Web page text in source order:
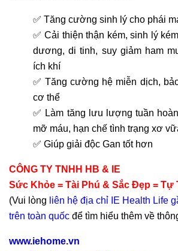
✅ Tăng cường sinh lý cho phái
✅ Cải thiện thận kém, sinh lý
dương, di tinh, suy giảm ham
ích khí
✅ Tăng cường hệ miễn dịch,
cơ thể
✅ Làm tăng lưu lượng tuần
mỡ máu, hạn chế tình trạng xơ
✅ Giúp giải độc Gan tốt hơn
CÔNG TY TNHH HB & IE
Sức Khỏe = Tài Phú & Sắc Đẹp = Tự
(Vui lòng liên hệ địa chỉ IE Health Life
trên toàn quốc để tìm hiểu thêm về
www.iehome.vn